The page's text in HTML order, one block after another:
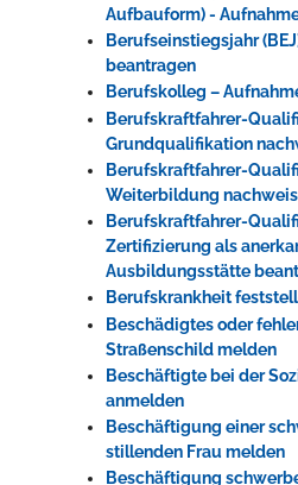
Aufbauform) -
Berufseinstiegsjahr
beantragen
Berufskolleg –
Berufskraftfahrer-
Grundqualifikation
Berufskraftfahrer-
Weiterbildung
Berufskraftfahrer-
Zertifizierung als
Ausbildungsstätte
Berufskrankheit
Beschädigtes oder
Straßenschild melden
Beschäftigte bei der
anmelden
Beschäftigung einer
stillenden Frau melden
Beschäftigung